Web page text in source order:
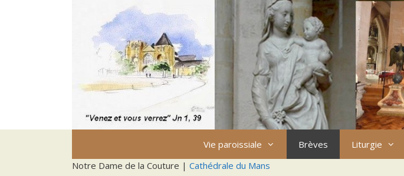
Vie paroissiale Brèves Liturgie
Notre Dame de la Couture | Cathédrale du Mans